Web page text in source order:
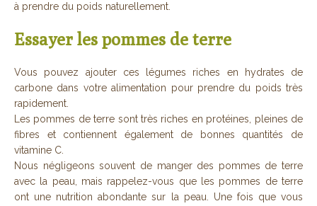
à prendre du poids naturellement.
Essayer les pommes de terre
Vous pouvez ajouter ces légumes riches en hydrates de
carbone dans votre alimentation pour prendre du poids très
rapidement.
Les pommes de terre sont très riches en protéines, pleines de
fibres et contiennent également de bonnes quantités de
vitamine C.
Nous négligeons souvent de manger des pommes de terre
avec la peau, mais rappelez-vous que les pommes de terre
ont une nutrition abondante sur la peau. Une fois que vous